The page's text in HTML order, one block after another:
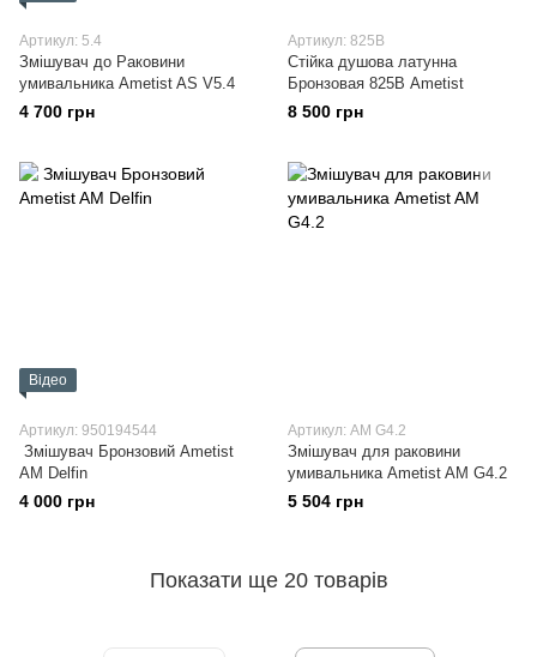
Артикул: 5.4
Змішувач до Раковини
умивальника Ametist AS V5.4
4 700 грн
Артикул: 825В
Стійка душова латунна
Бронзовая 825В Ametist
8 500 грн
Відео
Артикул: 950194544
Змішувач Бронзовий Ametist
AM Delfin
4 000 грн
Артикул: AM G4.2
Змішувач для раковини
умивальника Ametist AM G4.2
5 504 грн
Показати ще 20 товарів